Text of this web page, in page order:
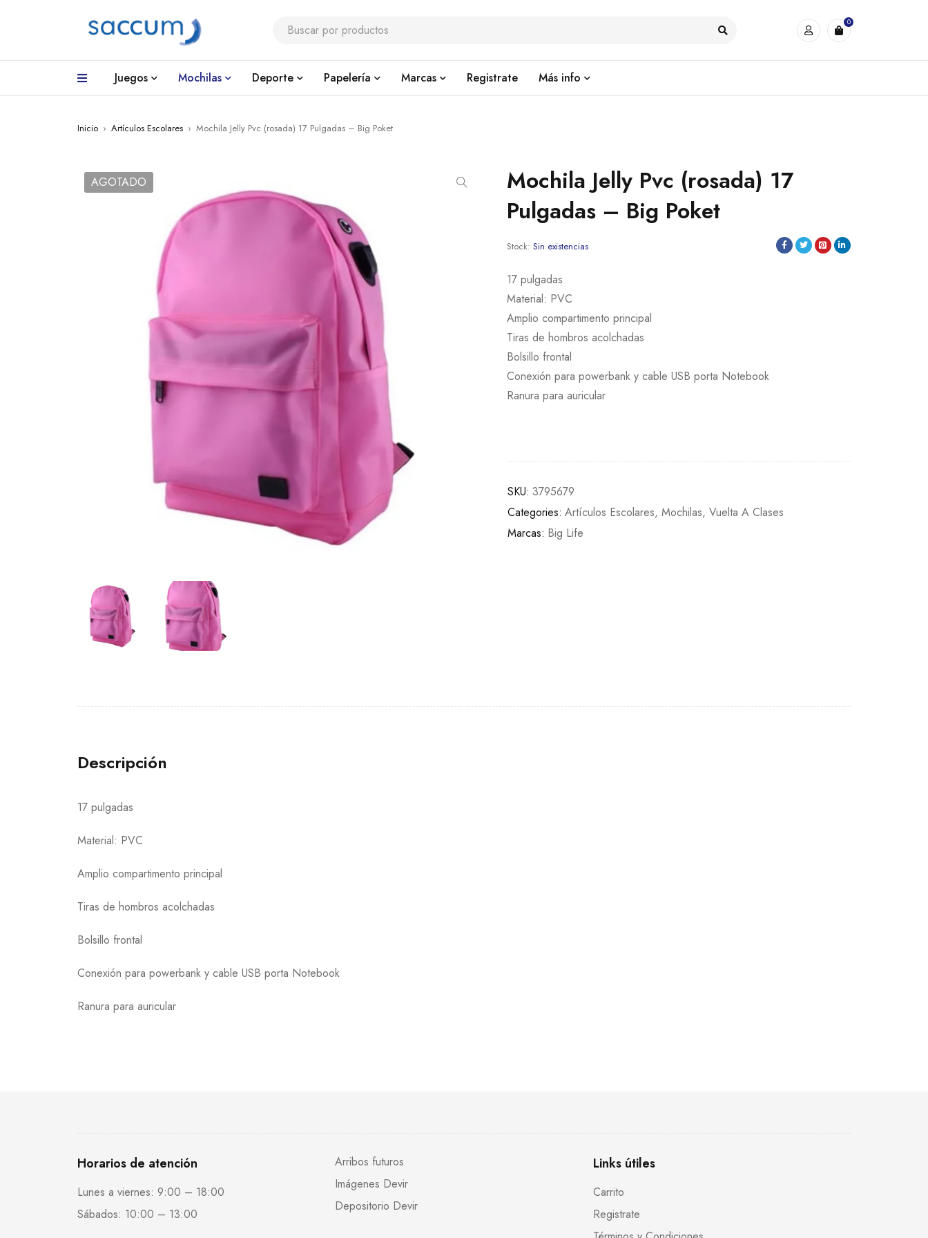
0
Juegos Mochilas Deporte Papelería Marcas Registrate Más info
Inicio › Artículos Escolares › Mochila Jelly Pvc (rosada) 17 Pulgadas – Big Poket
AGOTADO
Mochila Jelly Pvc (rosada) 17
Pulgadas – Big Poket
Stock: Sin existencias
17 pulgadas
Material: PVC
Amplio compartimento principal
Tiras de hombros acolchadas
Bolsillo frontal
Conexión para powerbank y cable USB porta Notebook
Ranura para auricular
SKU: 3795679
Categories: Artículos Escolares,Mochilas,Vuelta A Clases
Marcas: Big Life
Descripción
17 pulgadas
Material: PVC
Amplio compartimento principal
Tiras de hombros acolchadas
Bolsillo frontal
Conexión para powerbank y cable USB porta Notebook
Ranura para auricular
Horarios de atención
Lunes a viernes: 9:00 – 18:00
Sábados: 10:00 – 13:00
Arribos futuros
Imágenes Devir
Depositorio Devir
Links útiles
Carrito
Registrate